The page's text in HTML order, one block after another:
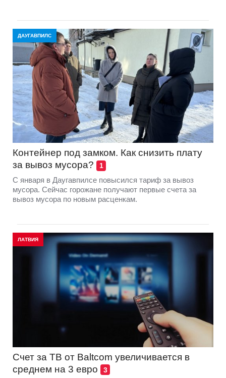
ДАУГАВПИЛС
Контейнер под замком. Как снизить плату
за вывоз мусора?
1
С января в Даугавпилсе повысился тариф за вывоз
мусора. Сейчас горожане получают первые счета за
вывоз мусора по новым расценкам.
ЛАТВИЯ
Счет за ТВ от Baltcom увеличивается в
среднем на 3 евро
3